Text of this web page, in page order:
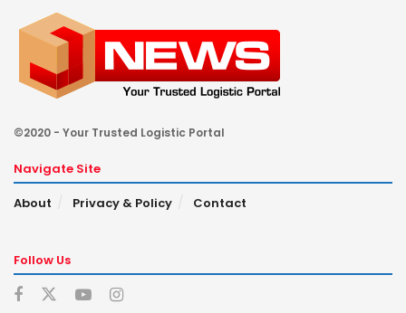
©2020 - Your Trusted Logistic Portal
Navigate Site
About
Privacy & Policy Contact
Follow Us